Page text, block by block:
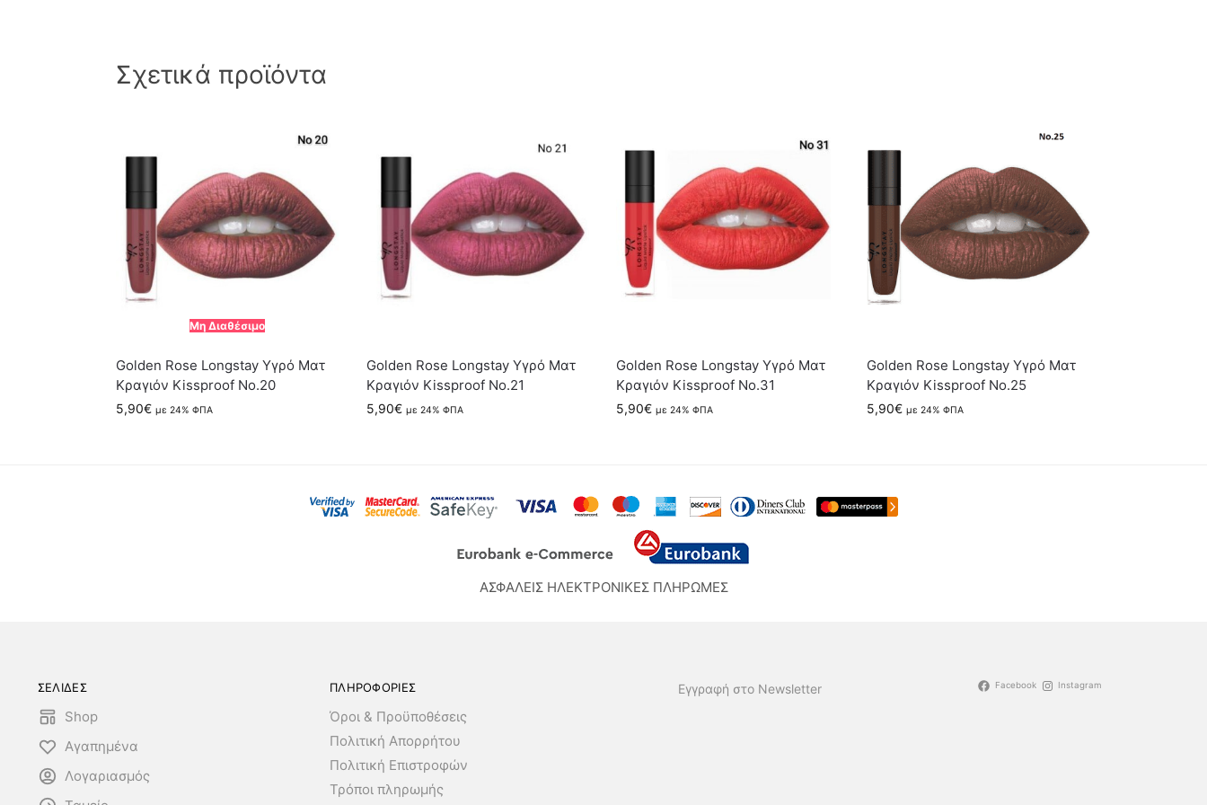
Σχετικά προϊόντα
Μη Διαθέσιμο
Golden Rose Longstay Υγρό Ματ
Κραγιόν Kissproof No.20
5,90€ με 24% ΦΠΑ
Golden Rose Longstay Υγρό Ματ
Κραγιόν Kissproof No.21
5,90€ με 24% ΦΠΑ
Golden Rose Longstay Υγρό Ματ
Κραγιόν Kissproof No.31
5,90€ με 24% ΦΠΑ
Golden Rose Longstay Υγρό Ματ
Κραγιόν Kissproof No.25
5,90€ με 24% ΦΠΑ
ΑΣΦΑΛΕΙΣ ΗΛΕΚΤΡΟΝΙΚΕΣ ΠΛΗΡΩΜΕΣ
ΣΕΛΙΔΕΣ
Shop
Αγαπημένα
Λογαριασμός
ΠΛΗΡΟΦΟΡΙΕΣ
Όροι & Προϋποθέσεις
Πολιτική Απορρήτου
Πολιτική Επιστροφών
Τρόποι πληρωμής
Εγγραφή στο Newsletter Facebook Instagram